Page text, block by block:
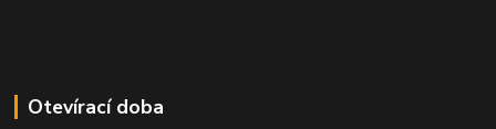
Otevírací doba